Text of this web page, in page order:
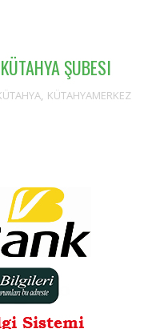
ŞUBESI
, KÜTAHYAMERKEZ